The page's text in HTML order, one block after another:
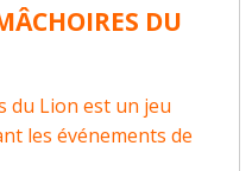
DU
du Lion est un jeu
les événements de